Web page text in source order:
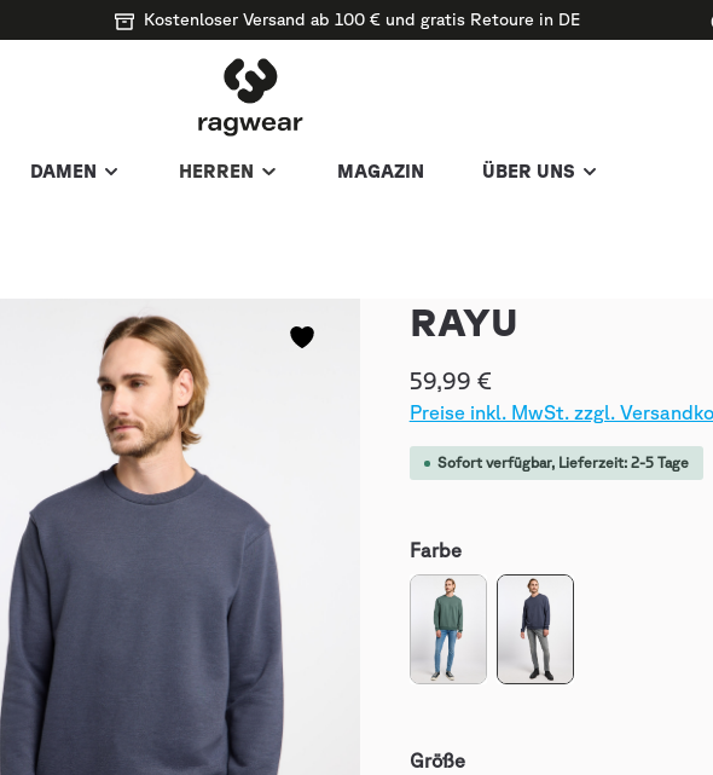
Kostenloser Versand ab 100 € und gratis Retoure in DE
DAMEN HERREN MAGAZIN ÜBER UNS
RAYU
59,99 €
Preise inkl. MwSt. zzgl.
Sofort verfügbar, Lieferzeit: 2-5 Tage
Farbe
Größe